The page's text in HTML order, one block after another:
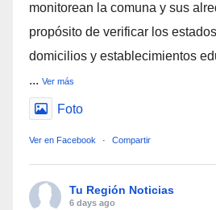
monitorean la comuna y sus
propósito de verificar los
domicilios y establecimientos
... Ver más
Foto
Ver en Facebook · Compartir
Tu Región Noticias
6 days ago